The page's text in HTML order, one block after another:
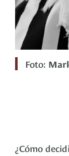
Foto:
¿Cómo